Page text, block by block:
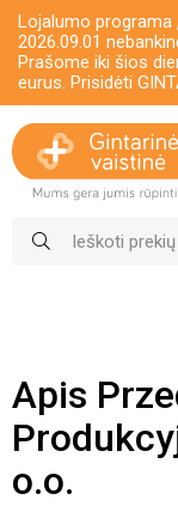
Lojalumo programa
2026.09.01
Prašome iki šios
eurus. Prisidėti
Apis
o.o.